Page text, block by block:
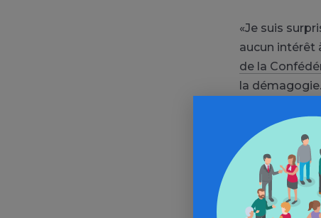
«Je suis
aucun intérêt
de la
la
proportion de